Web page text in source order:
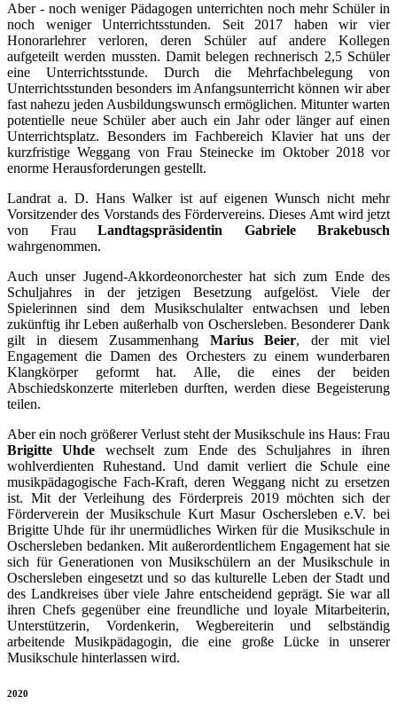
Aber - noch weniger Pädagogen unterrichten noch mehr Schüler in
noch weniger Unterrichtsstunden. Seit 2017 haben wir vier
Honorarlehrer verloren, deren Schüler auf andere Kollegen
aufgeteilt werden mussten. Damit belegen rechnerisch 2,5 Schüler
eine Unterrichtsstunde. Durch die Mehrfachbelegung von
Unterrichtsstunden besonders im Anfangsunterricht können wir aber
fast nahezu jeden Ausbildungswunsch ermöglichen. Mitunter warten
potentielle neue Schüler aber auch ein Jahr oder länger auf einen
Unterrichtsplatz. Besonders im Fachbereich Klavier hat uns der
kurzfristige Weggang von Frau Steinecke im Oktober 2018 vor
enorme Herausforderungen gestellt.
Landrat a. D. Hans Walker ist auf eigenen Wunsch nicht mehr
Vorsitzender des Vorstands des Fördervereins. Dieses Amt wird jetzt
von Frau Landtagspräsidentin Gabriele Brakebusch
wahrgenommen.
Auch unser Jugend-Akkordeonorchester hat sich zum Ende des
Schuljahres in der jetzigen Besetzung aufgelöst. Viele der
Spielerinnen sind dem Musikschulalter entwachsen und leben
zukünftig ihr Leben außerhalb von Oschersleben. Besonderer Dank
gilt in diesem Zusammenhang Marius Beier, der mit viel
Engagement die Damen des Orchesters zu einem wunderbaren
Klangkörper geformt hat. Alle, die eines der beiden
Abschiedskonzerte miterleben durften, werden diese Begeisterung
teilen.
Aber ein noch größerer Verlust steht der Musikschule ins Haus: Frau
Brigitte Uhde wechselt zum Ende des Schuljahres in ihren
wohlverdienten Ruhestand. Und damit verliert die Schule eine
musikpädagogische Fach-Kraft, deren Weggang nicht zu ersetzen
ist. Mit der Verleihung des Förderpreis 2019 möchten sich der
Förderverein der Musikschule Kurt Masur Oschersleben e.V. bei
Brigitte Uhde für ihr unermüdliches Wirken für die Musikschule in
Oschersleben bedanken. Mit außerordentlichem Engagement hat sie
sich für Generationen von Musikschülern an der Musikschule in
Oschersleben eingesetzt und so das kulturelle Leben der Stadt und
des Landkreises über viele Jahre entscheidend geprägt. Sie war all
ihren Chefs gegenüber eine freundliche und loyale Mitarbeiterin,
Unterstützerin, Vordenkerin, Wegbereiterin und selbständig
arbeitende Musikpädagogin, die eine große Lücke in unserer
Musikschule hinterlassen wird.
2020